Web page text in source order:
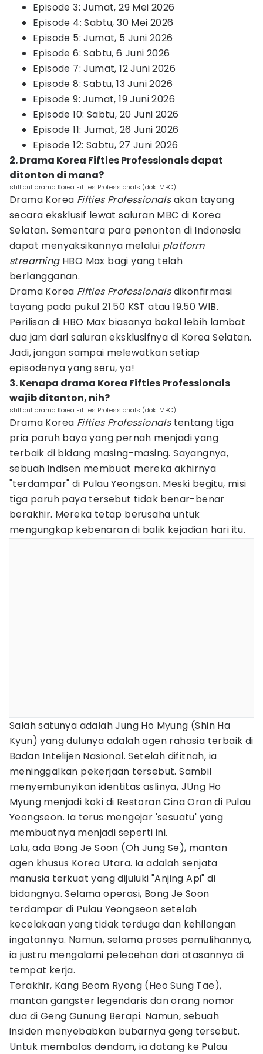
Episode 3: Jumat, 29 Mei 2026
Episode 4: Sabtu, 30 Mei 2026
Episode 5: Jumat, 5 Juni 2026
Episode 6: Sabtu, 6 Juni 2026
Episode 7: Jumat, 12 Juni 2026
Episode 8: Sabtu, 13 Juni 2026
Episode 9: Jumat, 19 Juni 2026
Episode 10: Sabtu, 20 Juni 2026
Episode 11: Jumat, 26 Juni 2026
Episode 12: Sabtu, 27 Juni 2026
2. Drama Korea Fifties Professionals dapat
ditonton di mana?
still cut drama Korea Fifties Professionals (dok. MBC)
Drama Korea Fifties Professionalsakan tayang
secara eksklusif lewat saluran MBC di Korea
Selatan. Sementara para penonton di Indonesia
dapat menyaksikannya melalui platform
streaming HBO Max bagi yang telah
berlangganan.
Drama Korea Fifties Professionalsdikonfirmasi
tayang pada pukul 21.50 KST atau 19.50 WIB.
Perilisan di HBO Max biasanya bakal lebih lambat
dua jam dari saluran eksklusifnya di Korea Selatan.
Jadi, jangan sampai melewatkan setiap
episodenya yang seru, ya!
3. Kenapa drama Korea Fifties Professionals
wajib ditonton, nih?
still cut drama Korea Fifties Professionals (dok. MBC)
Drama Korea Fifties Professionalstentang tiga
pria paruh baya yang pernah menjadi yang
terbaik di bidang masing-masing. Sayangnya,
sebuah indisen membuat mereka akhirnya
"terdampar" di Pulau Yeongsan. Meski begitu, misi
tiga paruh paya tersebut tidak benar-benar
berakhir. Mereka tetap berusaha untuk
mengungkap kebenaran di balik kejadian hari itu.
Salah satunya adalah Jung Ho Myung (Shin Ha
Kyun) yang dulunya adalah agen rahasia terbaik di
Badan Intelijen Nasional. Setelah difitnah, ia
meninggalkan pekerjaan tersebut. Sambil
menyembunyikan identitas aslinya, JUng Ho
Myung menjadi koki di Restoran Cina Oran di Pulau
Yeongseon. Ia terus mengejar 'sesuatu' yang
membuatnya menjadi seperti ini.
Lalu, ada Bong Je Soon (Oh Jung Se), mantan
agen khusus Korea Utara. Ia adalah senjata
manusia terkuat yang dijuluki "Anjing Api" di
bidangnya. Selama operasi, Bong Je Soon
terdampar di Pulau Yeongseon setelah
kecelakaan yang tidak terduga dan kehilangan
ingatannya. Namun, selama proses pemulihannya,
ia justru mengalami pelecehan dari atasannya di
tempat kerja.
Terakhir, Kang Beom Ryong (Heo Sung Tae),
mantan gangster legendaris dan orang nomor
dua di Geng Gunung Berapi. Namun, sebuah
insiden menyebabkan bubarnya geng tersebut.
Untuk membalas dendam, ia datang ke Pulau